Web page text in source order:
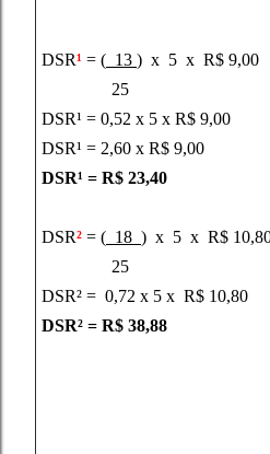
DSR¹ = ( 13 ) x 5 x R$ 9,00
25
DSR¹ = 0,52 x 5 x R$ 9,00
DSR¹ = 2,60 x R$ 9,00
DSR¹ = R$ 23,40
DSR² = ( 18 ) x 5 x R$
25
DSR² = 0,72 x 5 x R$ 10,80
DSR² = R$ 38,88